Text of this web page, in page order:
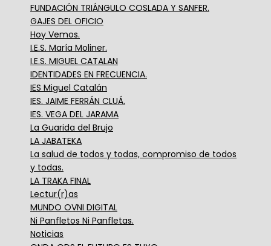
FUNDACIÓN TRIÁNGULO COSLADA Y SANFER.
GAJES DEL OFICIO
Hoy Vemos.
I.E.S. María Moliner.
I.E.S. MIGUEL CATALAN
IDENTIDADES EN FRECUENCIA.
IES Miguel Catalán
IES. JAIME FERRÁN CLUÁ.
IES. VEGA DEL JARAMA
La Guarida del Brujo
LA JABATEKA
La salud de todos y todas, compromiso de todos
y todas.
LA TRAKA FINAL
Lectur(r)as
MUNDO OVNI DIGITAL
Ni Panfletos Ni Panfletas.
Noticias